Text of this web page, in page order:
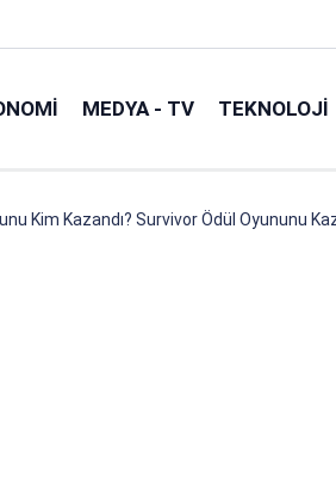
MEDYA - TV TEKNOLOJI
Kim Kazandı? Survivor Ödül Oyununu